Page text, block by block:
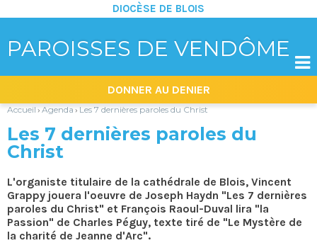
PAROISSES DE VENDÔME
DIOCÈSE DE BLOIS
|
Aller
navigation
DONNER AU DENIER

Accueil › Agenda › Les 7 dernières paroles du Christ
Les 7 dernières paroles du
Christ
L'organiste titulaire de la cathédrale de Blois, Vincent
Grappy jouera l'oeuvre de Joseph Haydn "Les 7 dernières
paroles du Christ" et François Raoul-Duval lira "la
Passion" de Charles Péguy, texte tiré de "Le Mystère de
la charité de Jeanne d'Arc".